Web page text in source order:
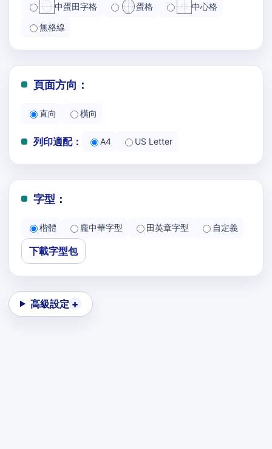
中蛋田字格 蛋格 中心格
無格線
頁面方向：
直向 橫向
列印適配： A4 US Letter
字型：
楷體 龐中華字型 田英章字型 自定義
下載字型包
高級設定